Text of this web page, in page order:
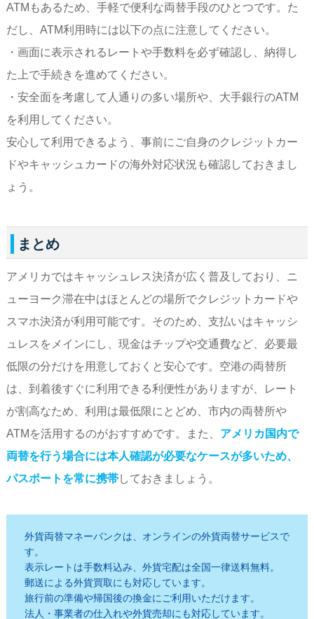
ATMもあるため、手軽で便利な両替手段のひとつです。た
だし、ATM利用時には以下の点に注意してください。
・画面に表示されるレートや手数料を必ず確認し、納得し
た上で手続きを進めてください。
・安全面を考慮して人通りの多い場所や、大手銀行のATM
を利用してください。
安心して利用できるよう、事前にご自身のクレジットカー
ドやキャッシュカードの海外対応状況も確認しておきまし
ょう。
まとめ
アメリカではキャッシュレス決済が広く普及しており、ニ
ューヨーク滞在中はほとんどの場所でクレジットカードや
スマホ決済が利用可能です。そのため、支払いはキャッシ
ュレスをメインにし、現金はチップや交通費など、必要最
低限の分だけを用意しておくと安心です。空港の両替所
は、到着後すぐに利用できる利便性がありますが、レート
が割高なため、利用は最低限にとどめ、市内の両替所や
ATMを活用するのがおすすめです。また、 アメリカ国内で
両替を行う場合には本人確認が必要なケースが多いため、
パスポートを常に携帯しておきましょう。
外貨両替マネーバンクは、オンラインの外貨両替サービスで
す。
表示レートは手数料込み、外貨宅配は全国一律送料無料。
郵送による外貨買取にも対応しています。
旅行前の準備や帰国後の換金にご利用いただけます。
法人・事業者の仕入れや外貨売却にも対応しています。